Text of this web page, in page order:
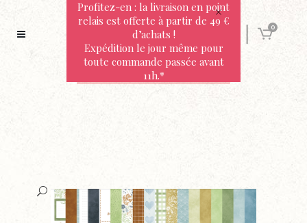
0
Profitez-en : la livraison en point
relais est offerte à partir de 49 €
d’achats !
Expédition le jour même pour
toute commande passée avant
11h.*